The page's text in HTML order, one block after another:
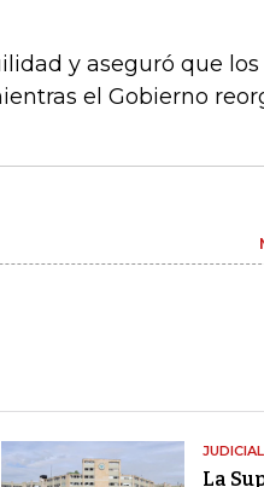
y aseguró que los
el Gobierno
JUDICIAL
La